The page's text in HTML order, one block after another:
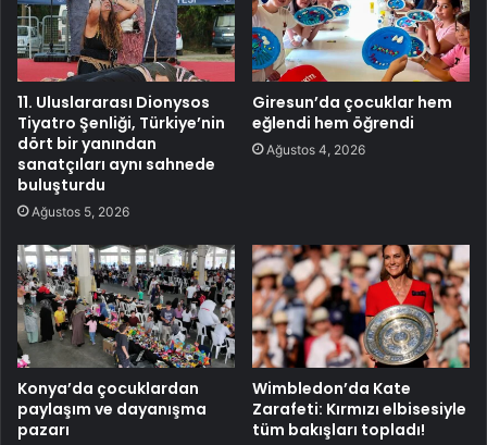
11. Uluslararası Dionysos
Tiyatro Şenliği, Türkiye’nin
dört bir yanından
sanatçıları aynı sahnede
buluşturdu
Ağustos 5, 2026
Giresun’da çocuklar hem
eğlendi hem öğrendi
Ağustos 4, 2026
Konya’da çocuklardan
paylaşım ve dayanışma
pazarı
Wimbledon’da Kate
Zarafeti: Kırmızı elbisesiyle
tüm bakışları topladı!